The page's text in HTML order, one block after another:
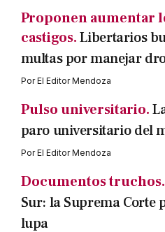
Proponen aumentar
castigos.Libertarios
multas por manejar
PorEl Editor Mendoza
Pulso universitario.
paro universitario del
PorEl Editor Mendoza
Documentos truchos.
Sur: la Suprema Corte
lupa